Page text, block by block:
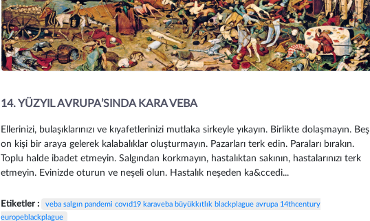
14. YÜZYIL AVRUPA’SINDA KARA VEBA
Ellerinizi, bulaşıklarınızı ve kıyafetlerinizi mutlaka sirkeyle yıkayın. Birlikte dolaşmayın. Beş
on kişi bir araya gelerek kalabalıklar oluşturmayın. Pazarları terk edin. Paraları bırakın.
Toplu halde ibadet etmeyin. Salgından korkmayın, hastalıktan sakının, hastalarınızı terk
etmeyin. Evinizde oturun ve neşeli olun. Hastalık neşeden ka&ccedi...
Etiketler :
veba salgın pandemi covıd19 karaveba büyükkıtlık blackplague avrupa 14thcentury
europeblackplague